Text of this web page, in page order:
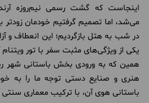
اینجاست که گشت رسمی نیم‌روزه آرند
می‌شد، اما تصمیم گرفتیم خودمان زودتر
در شب به هتل بازگردیم؛ این انعطاف و
یکی از ویژگی‌های مثبت سفر با تور
همین که به ورودی بخش باستانی شهر
هنری و صنایع دستی توجه ما را به
باستانی هوی آن، با ترکیب معماری سنتی